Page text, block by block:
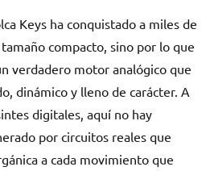
Keys ha conquistado a miles de
compacto, sino por lo que
verdadero motor analógico que
dinámico y lleno de carácter. A
digitales, aquí no hay
por circuitos reales que
a cada movimiento que